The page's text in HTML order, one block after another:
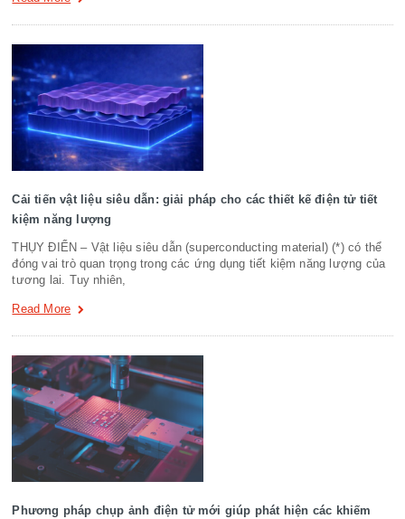
Cải tiến vật liệu siêu dẫn: giải pháp cho các thiết kế điện tử tiết
kiệm năng lượng
THỤY ĐIỂN – Vật liệu siêu dẫn (superconducting material) (*) có thể
đóng vai trò quan trọng trong các ứng dụng tiết kiệm năng lượng của
tương lai. Tuy nhiên,
Read More
Phương pháp chụp ảnh điện tử mới giúp phát hiện các khiếm